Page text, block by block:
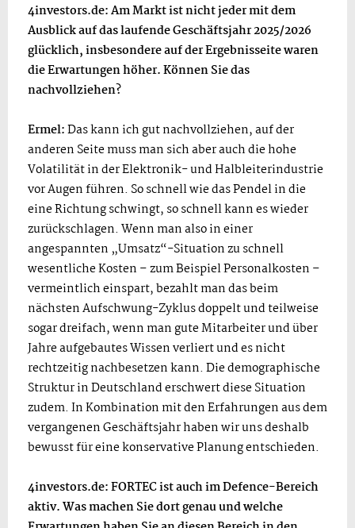
4investors.de: Am Markt ist nicht jeder mit dem
Ausblick auf das laufende Geschäftsjahr 2025/2026
glücklich, insbesondere auf der Ergebnisseite waren
die Erwartungen höher. Können Sie das
nachvollziehen?
Ermel:Das kann ich gut nachvollziehen, auf der
anderen Seite muss man sich aber auch die hohe
Volatilität in der Elektronik- und Halbleiterindustrie
vor Augen führen. So schnell wie das Pendel in die
eine Richtung schwingt, so schnell kann es wieder
zurückschlagen. Wenn man also in einer
angespannten „Umsatz“-Situation zu schnell
wesentliche Kosten – zum Beispiel Personalkosten –
vermeintlich einspart, bezahlt man das beim
nächsten Aufschwung-Zyklus doppelt und teilweise
sogar dreifach, wenn man gute Mitarbeiter und über
Jahre aufgebautes Wissen verliert und es nicht
rechtzeitig nachbesetzen kann. Die demographische
Struktur in Deutschland erschwert diese Situation
zudem. In Kombination mit den Erfahrungen aus dem
vergangenen Geschäftsjahr haben wir uns deshalb
bewusst für eine konservative Planung entschieden.
4investors.de: FORTEC ist auch im Defence-Bereich
aktiv. Was machen Sie dort genau und welche